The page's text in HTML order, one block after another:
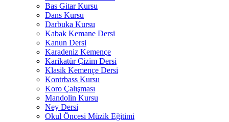
Bas Gitar Kursu
Dans Kursu
Darbuka Kursu
Kabak Kemane Dersi
Kanun Dersi
Karadeniz Kemençe
Karikatür Çizim Dersi
Klasik Kemençe Dersi
Kontrbass Kursu
Koro Çalışması
Mandolin Kursu
Ney Dersi
Okul Öncesi Müzik Eğitimi